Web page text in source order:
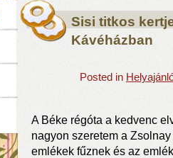
Sisi titkos
Kávéházban
Posted in
A Béke régóta a kedvenc
nagyon szeretem a
emlékek fűznek és az